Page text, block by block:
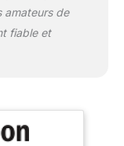
amateurs de
fiable et